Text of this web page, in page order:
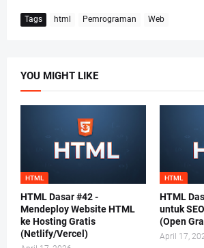
Tags html Pemrograman Web
YOU MIGHT LIKE
HTML
HTML Dasar #42 -
Mendeploy Website HTML
ke Hosting Gratis
(Netlify/Vercel)
HTML
HTML
untuk
(Open
April 17,